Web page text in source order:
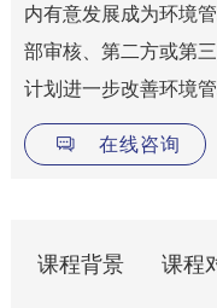
内有意发展成为环境
部审核、第二方或第
计划进一步改善环境
在线咨询
课程背景 课程